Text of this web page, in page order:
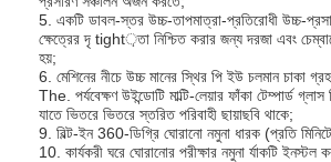
ভিডিও
আমাদের সম্বন্ধে
কারখানা পরিদর্শন
5. একটি ডাবল-স্তর উচ্চ-তাপমাত্রা-প্রতিরোধী উচ্চ-
ক্ষেত্রের দৃ tight়তা নিশ্চিত করার জন্য দরজা এবং
হয়;
6. মেশিনের নীচে উচ্চ মানের স্থির পি ইউ চলমান চাকা
The. পর্যবেক্ষণ উইন্ডোটি মাল্টি-লেয়ার ফাঁকা টেম্পার্ড গ্লাস
যাতে ভিতরে ভিতরে স্তরিত পরিবাহী ছায়াছবি থাকে;
9. বিল্ট-ইন 360-ডিগ্রি ঘোরানো নমুনা ধারক (প্রতি
10. কার্যকরী ঘরে ঘোরানোর পরীক্ষার নমুনা র্যাকটি